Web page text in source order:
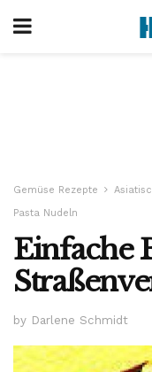
Gemüse Rezepte
Pasta Nudeln
Einfache
by Darlene Schmidt